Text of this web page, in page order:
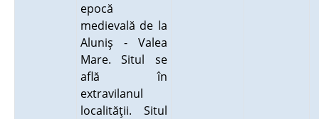
epocă
medievală de la
Aluniş - Valea
Mare. Situl se
află în
extravilanul
localităţii. Situl